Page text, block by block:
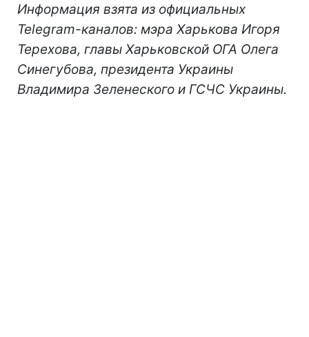
Информация взята из официальных
Telegram-каналов: мэра Харькова Игоря
Терехова, главы Харьковской ОГА Олега
Синегубова, президента Украины
Владимира Зеленеского и ГСЧС Украины.